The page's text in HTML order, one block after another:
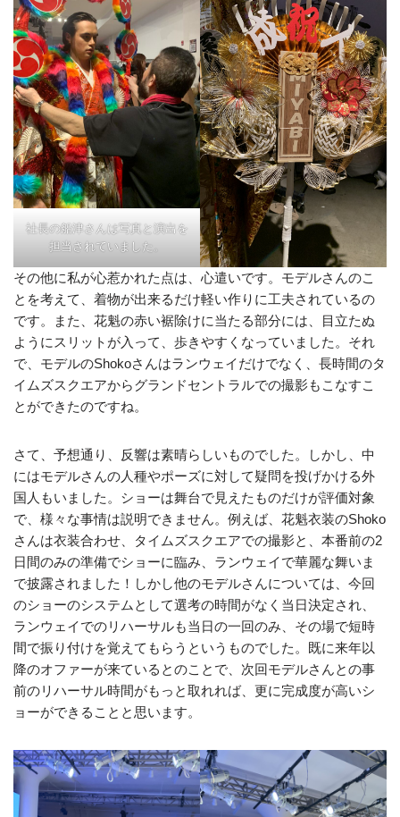
社長の船津さんは写真と演出を
担当されていました。
その他に私が心惹かれた点は、心遣いです。モデルさんのこ
とを考えて、着物が出来るだけ軽い作りに工夫されているの
です。また、花魁の赤い裾除けに当たる部分には、目立たぬ
ようにスリットが入って、歩きやすくなっていました。それ
で、モデルのShokoさんはランウェイだけでなく、長時間のタ
イムズスクエアからグランドセントラルでの撮影もこなすこ
とができたのですね。
さて、予想通り、反響は素晴らしいものでした。しかし、中
にはモデルさんの人種やポーズに対して疑問を投げかける外
国人もいました。ショーは舞台で見えたものだけが評価対象
で、様々な事情は説明できません。例えば、花魁衣装のShoko
さんは衣装合わせ、タイムズスクエアでの撮影と、本番前の2
日間のみの準備でショーに臨み、ランウェイで華麗な舞いま
で披露されました！しかし他のモデルさんについては、今回
のショーのシステムとして選考の時間がなく当日決定され、
ランウェイでのリハーサルも当日の一回のみ、その場で短時
間で振り付けを覚えてもらうというものでした。既に来年以
降のオファーが来ているとのことで、次回モデルさんとの事
前のリハーサル時間がもっと取れれば、更に完成度が高いシ
ョーができることと思います。